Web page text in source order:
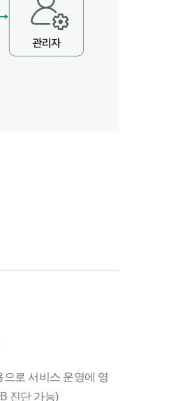
로 서비스 운영에 영
진단 가능)